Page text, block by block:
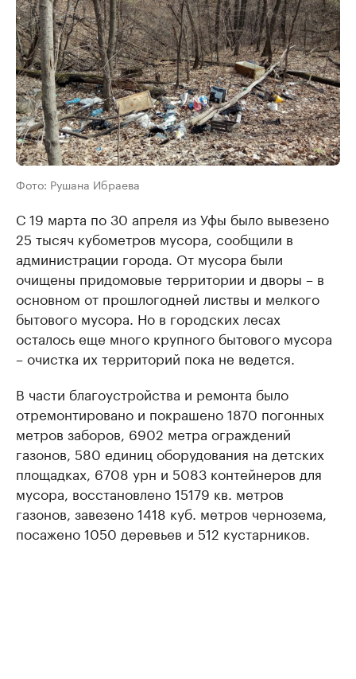
Фото: Рушана Ибраева
С 19 марта по 30 апреля из Уфы было вывезено
25 тысяч кубометров мусора, сообщили в
администрации города. От мусора были
очищены придомовые территории и дворы – в
основном от прошлогодней листвы и мелкого
бытового мусора. Но в городских лесах
осталось еще много крупного бытового мусора
– очистка их территорий пока не ведется.
В части благоустройства и ремонта было
отремонтировано и покрашено 1870 погонных
метров заборов, 6902 метра ограждений
газонов, 580 единиц оборудования на детских
площадках, 6708 урн и 5083 контейнеров для
мусора, восстановлено 15179 кв. метров
газонов, завезено 1418 куб. метров чернозема,
посажено 1050 деревьев и 512 кустарников.